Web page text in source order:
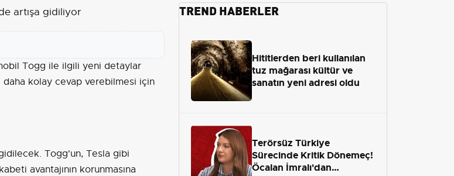
Togg ile ilgili yeni detaylar
kolay cevap verebilmesi için
Togg'un, Tesla gibi
avantajının korunmasına
TREND HABERLER
Hititlerden beri kullanılan
tuz mağarası kültür ve
sanatın yeni adresi oldu
Terörsüz Türkiye
Sürecinde Kritik Dönemeç!
Öcalan İmralı'dan